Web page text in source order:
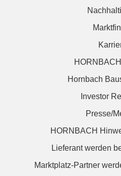
Hornbach
Investor
Presse/
HORNBACH
Lieferant werden
Marktplatz-Partner